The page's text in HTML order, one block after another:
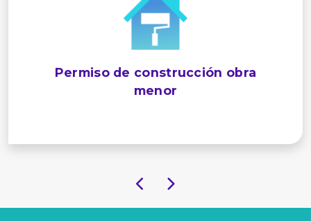
Permiso de construcción obra
menor